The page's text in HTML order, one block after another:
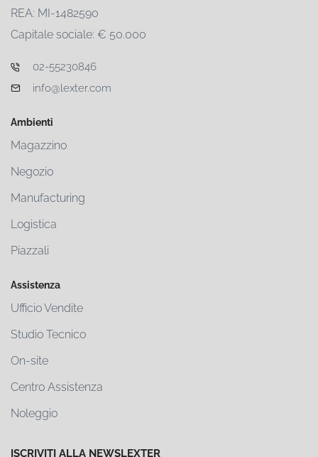
REA: MI-1482590
Capitale sociale: € 50.000
02-55230846
info@lexter.com
Ambienti
Magazzino
Negozio
Manufacturing
Logistica
Piazzali
Assistenza
Ufficio Vendite
Studio Tecnico
On-site
Centro Assistenza
Noleggio
ISCRIVITI ALLA NEWSLEXTER